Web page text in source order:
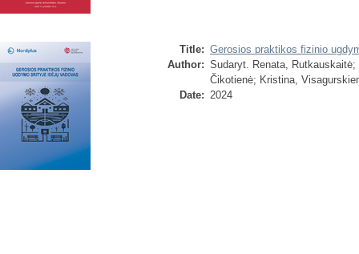
Title: Gerosios praktikos fizinio
Author: Sudaryt. Renata, Rutkauskaitė;
Čikotienė; Kristina,
Date: 2024